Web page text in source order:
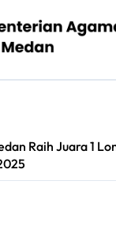
Raih Juara 1